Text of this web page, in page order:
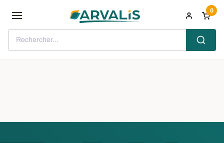
Rechercher...
0